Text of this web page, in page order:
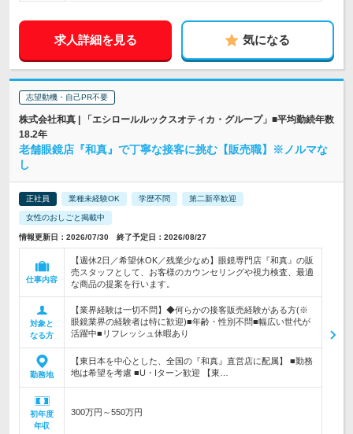
求人詳細を見る 気になる
志望動機・自己PR不要
株式会社和真 | 「エシロールルックスオティカ・グループ」■平均勤続年数
18.2年
老舗眼鏡店『和真』で丁寧な接客に挑む【販売職】※ノルマな
し
正社員 業種未経験OK 学歴不問 第二新卒歓迎
女性のおしごと掲載中
情報更新日：2026/07/30 終了予定日：2026/08/27
仕事内容
【週休2日／希望休OK／残業少なめ】眼鏡専門店『和真』の販
売スタッフとして、お客様のカウンセリングや視力検査、最適
な商品の提案を行います。
対象と
なる方
【業界経験は一切不問】◆何らかの接客販売経験がある方(※
眼鏡業界の経験者は特に歓迎)■年齢・性別不問■幅広い世代が
活躍中■リフレッシュ休暇あり
勤務地
【東日本を中心とした、全国の『和真』直営店に配属】 ■勤務
地は希望を考慮 ■U・Iターン歓迎 【東…
初年度
年収
300万円～550万円